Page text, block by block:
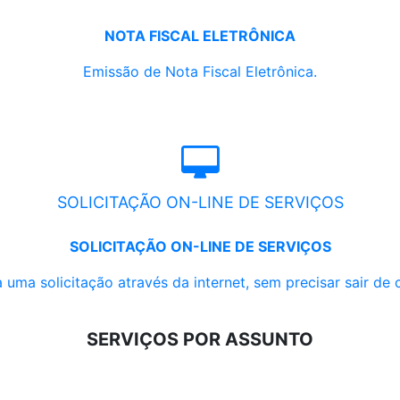
NOTA FISCAL ELETRÔNICA
Emissão de Nota Fiscal Eletrônica.
SOLICITAÇÃO ON-LINE DE SERVIÇOS
SOLICITAÇÃO ON-LINE DE SERVIÇOS
uma solicitação através da internet, sem precisar sair de
SERVIÇOS POR ASSUNTO